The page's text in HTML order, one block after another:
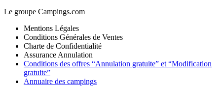
Le groupe Campings.com
Mentions Légales
Conditions Générales de Ventes
Charte de Confidentialité
Assurance Annulation
Conditions des offres “Annulation gratuite” et “Modification
gratuite”
Annuaire des campings